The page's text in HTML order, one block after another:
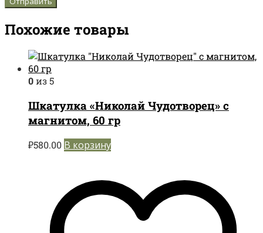
Похожие товары
0из 5
Шкатулка «Николай Чудотворец» с
магнитом, 60 гр
₽580.00 В корзину